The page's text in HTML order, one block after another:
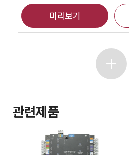
미리보기
관련제품